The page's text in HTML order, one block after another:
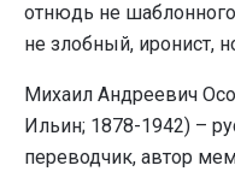
отнюдь не
не злобный, иронист,
Михаил Андреевич
Ильин; 1878-1942) –
переводчик, автор